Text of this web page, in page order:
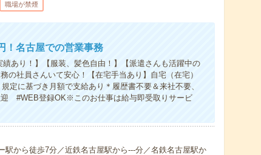
職場が禁煙
！名古屋での営業事務
あり！】【服装、髪色自由！】【派遣さんも活躍中の
社員さんいて安心！【在宅手当あり】自宅（在宅）
定に基づき月額で支給あり＊履歴書不要＆来社不要、
#WEB登録OK※このお仕事は給与即受取りサービ
駅から徒歩7分／近鉄名古屋駅から---分／名鉄名古屋駅か